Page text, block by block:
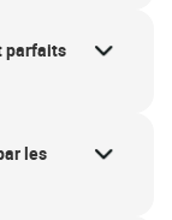
parfaits
les